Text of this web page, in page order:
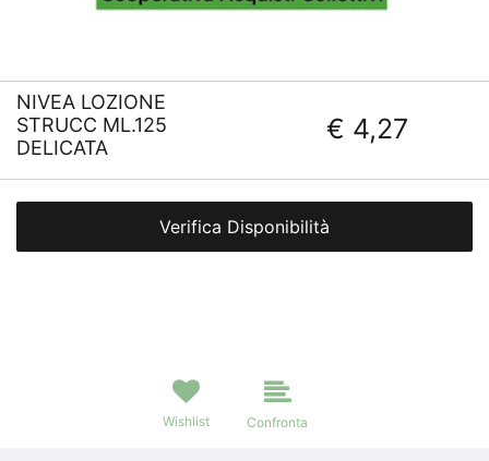
NIVEA LOZIONE
STRUCC ML.125
DELICATA
€ 4,27
Verifica Disponibilità
Wishlist Confronta